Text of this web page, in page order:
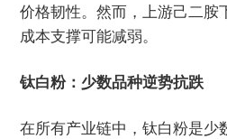
价格韧性。然而，上游己二
成本支撑可能减弱。
钛白粉：少数品种逆势抗跌
在所有产业链中，钛白粉是少